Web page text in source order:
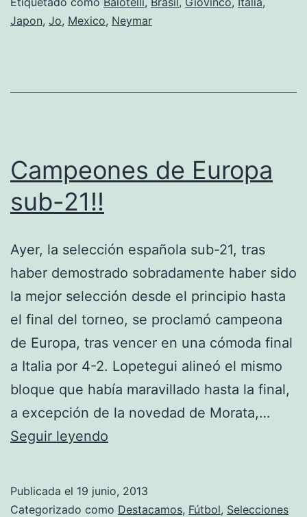
los
primeros
Japon, Jo, Mexico, Neymar
Campeones de Europa
sub-21!!
Ayer, la selección española sub-21, tras
haber demostrado sobradamente haber sido
la mejor selección desde el principio hasta
el final del torneo, se proclamó campeona
de Europa, tras vencer en una cómoda final
a Italia por 4-2. Lopetegui alineó el mismo
bloque que había maravillado hasta la final,
a excepción de la novedad de Morata,…
Seguir leyendo
sub-
Publicada el 19 junio, 2013
Categorizado como Destacamos, Fútbol, Selecciones